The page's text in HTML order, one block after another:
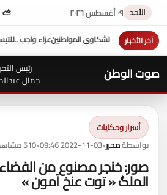
الأحد ٠٩ أغسطس ٢٠٢٦ ⛅
آخر الأخبار
المواطنين ...وزير العدل يفتتح محكمة بورفؤاد
صوت الوطن
رئيس
جمال
أسرار وحكايات
بواسطةمحرر•
2022-11-03 09:46
•510 مشاهدة
صور: خنجر مصنوع من
الملگ « توت عنخ آمون »